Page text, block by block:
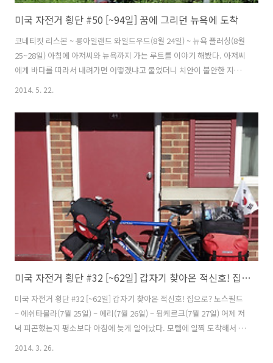
미국 자전거 횡단 #50 [~94일] 꿈에 그리던 뉴욕에 도착
코네티컷 리스본 ~ 롱아일랜드 와일드우드(8월 24일) ~ 뉴욕 플러싱(8월
25~28일) 아침에 아저씨와 뉴욕까지 가는 루트를 이야기 해봤다. 아저씨
에게 바다를 따라서 내려가면 어떻겠냐고 물었더니 치안이 불안한 지역
이 많다고 하시면서 롱아일랜드까지 페리를 타고 건너간 다음 퀸즈를 통
데려다 주신다고 했다. 반나절 잡고 자전거 타고 가려 했는데 시간을 벌
은 것 같다. 아주머니는 키무를 데리고 애견 테스트에 가시기 위해 일찍
집을 나가셨다고 한다. 키리도 데리고 갈줄 알았는데 집에 남아 있다. 아
저씨가 따듯한 커피를 주셔서 마신후 식사를 하였다. 2살짜리 어린 키무
는 친해지기가 어려웠는데 의젓한? 키무는 다가가거나 만져도 짖지도 않
고 헤어지..
2014. 5. 22.
미국 자전거 횡단 #32 [~62일] 갑자기 찾아온 적신호! 집으로? (에리, 뒹케르크)
미국 자전거 횡단 #32 [~62일] 갑자기 찾아온 적신호! 집으로? 노스필드
~ 에쉬타볼라(7월 25일) ~ 에리(7월 26일) ~ 뒹케르크(7월 27일) 어제 저
녁 피곤했는지 평소보다 아침에 늦게 일어났다. 모텔에 일찍 도착해서 쉬
었는데도 몸이 여전히 무겁다. 모텔에서 나와서 패달을 밟았는데 10m나
2014. 3. 26.